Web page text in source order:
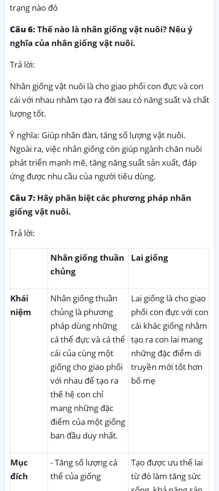
trạng nào đó
Câu 6:Thế nào là nhân giống vật nuôi? Nêu ý
nghĩa của nhân giống vật nuôi.
Trả lời:
Nhân giống vật nuôi là cho giao phối con đực và con
cái với nhau nhằm tạo ra đời sau có năng suất và chất
lượng tốt.
Ý nghĩa: Giúp nhân đàn, tăng số lượng vật nuôi.
Ngoài ra, việc nhân giống còn giúp ngành chăn nuôi
phát triển mạnh mẽ, tăng năng suất sản xuất, đáp
ứng được nhu cầu của người tiêu dùng.
Câu 7: Hãy phân biệt các phương pháp nhân
giống vật nuôi.
Trả lời:
Nhân giống thuần
chủng
Lai giống
Khái
niệm
Nhân giống thuần
chủng là phương
pháp dùng những
cá thể đực và cá thể
cái của cùng một
giống cho giao phối
với nhau để tạo ra
thế hệ con chỉ
mang những đặc
điểm của một giống
ban đầu duy nhất.
Lai giống là cho giao
phối con đực với con
cái khác giống nhằm
tạo ra con lai mang
những đặc điểm di
truyền mới tốt hơn
bố mẹ
Mục
đích
- Tăng số lượng cá
thể của giống
Tạo được ưu thế lai
từ đó làm tăng sức